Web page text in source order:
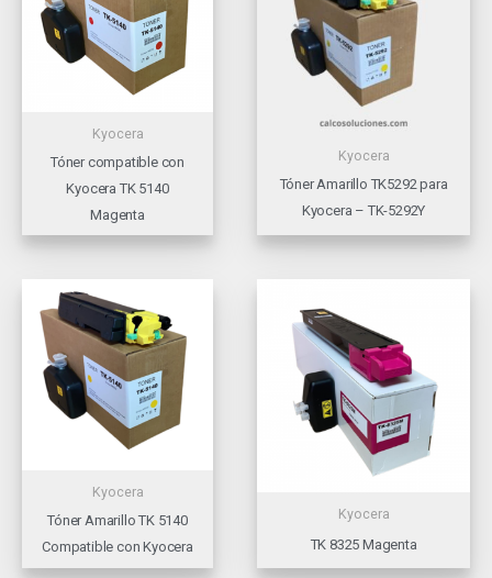
Kyocera
Tóner compatible con
Kyocera TK 5140
Magenta
Kyocera
Tóner Amarillo TK5292 para
Kyocera – TK-5292Y
Kyocera
Tóner Amarillo TK 5140
Compatible con Kyocera
Kyocera
TK 8325 Magenta